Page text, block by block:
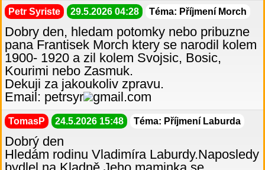
Petr Syriste 29.5.2026 04:28 Téma: Příjmení Morch
Dobry den, hledam potomky nebo pribuzne
pana Frantisek Morch ktery se narodil kolem
1900- 1920 a zil kolem Svojsic, Bosic,
Kourimi nebo Zasmuk.
Dekuji za jakoukoliv zpravu.
Email: petrsyr
gmail.com
TomasP 24.5.2026 15:48 Téma: Příjmení Laburda
Dobrý den
Hledám rodinu Vladimíra Laburdy.Naposledy